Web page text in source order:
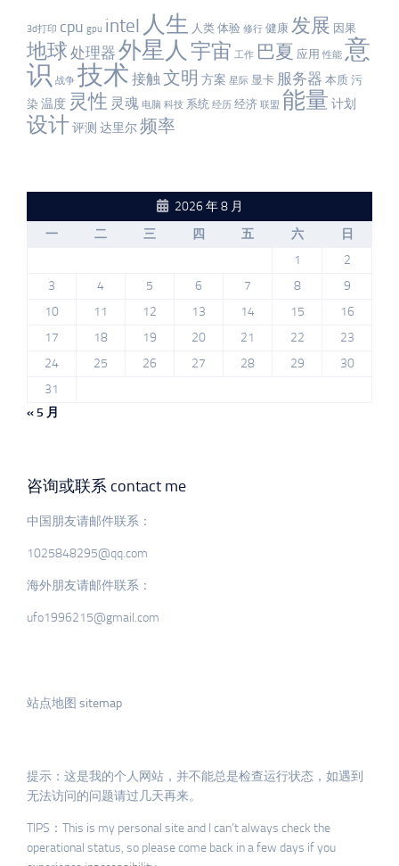
3d打印 cpu gpu intel 人生 人类 体验 修行 健康 发展 因果
地球 处理器 外星人 宇宙 工作 巴夏 应用 性能 意
识 战争 技术 接触文明 方案 星际 显卡 服务器 本质 污
染 温度 灵性 灵魂 电脑 科技 系统 经历 经济 联盟 能量 计划
设计评测 达里尔频率
2026 年 8 月
一
二 三 四 五 六
日
1
2
3
4 5 6 7 8
9
10
11 12 13 14 15
16
17
18 19 20 21 22
23
24
25 26 27 28 29
30
31
« 5 月
咨询或联系 contact me
中国朋友请邮件联系：
1025848295@qq.com
海外朋友请邮件联系：
ufo1996215@gmail.com
站点地图 sitemap
提示：这是我的个人网站，并不能总是检查运行状态，如遇到
无法访问的问题请过几天再来。
TIPS：This is my personal site and I can’t always check the
operational status, so please come back in a few days if you